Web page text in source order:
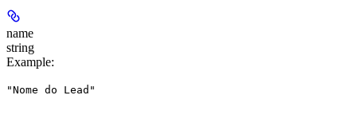
name
string
Example:
"Nome do Lead"